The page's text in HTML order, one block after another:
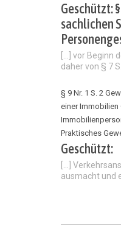
Geschützt:
sachlichen
[…] vor Beginn
daher von § 7
§ 9 Nr. 1 S. 2
einer Immobilien
Praktisches
Geschützt:
[…]
ausmacht und